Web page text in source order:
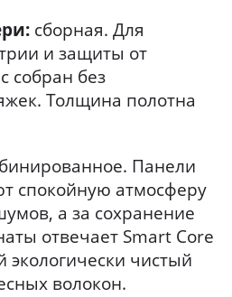
сборная. Для
и защиты от
собран без
Толщина полотна
Панели
спокойную атмосферу
а за сохранение
отвечает Smart Core
чистый
волокон.